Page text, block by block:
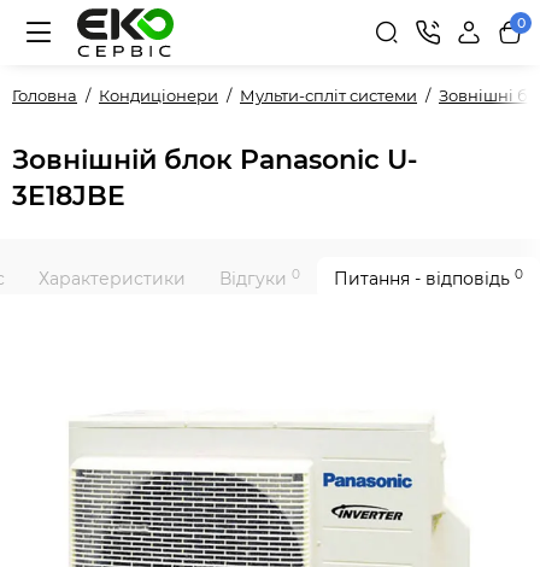
0
Головна Кондиціонери Мульти-спліт системи Зовнішні
Зовнішній блок Panasonic U-
3E18JBE
Характеристики Відгуки 0 Питання - відповідь 0